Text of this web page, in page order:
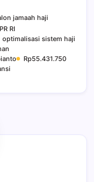
jamaah haji
RI
optimalisasi sistem haji
Rp55.431.750